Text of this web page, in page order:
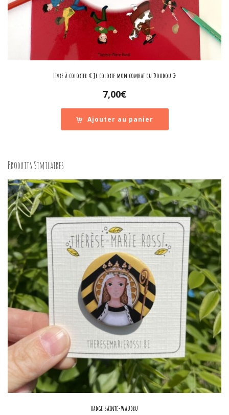
Livre à colorier « Je colorie mon combat du Doudou »
7,00€
Ajouter au panier
Produits Similaires
Badge Sainte-Waudru